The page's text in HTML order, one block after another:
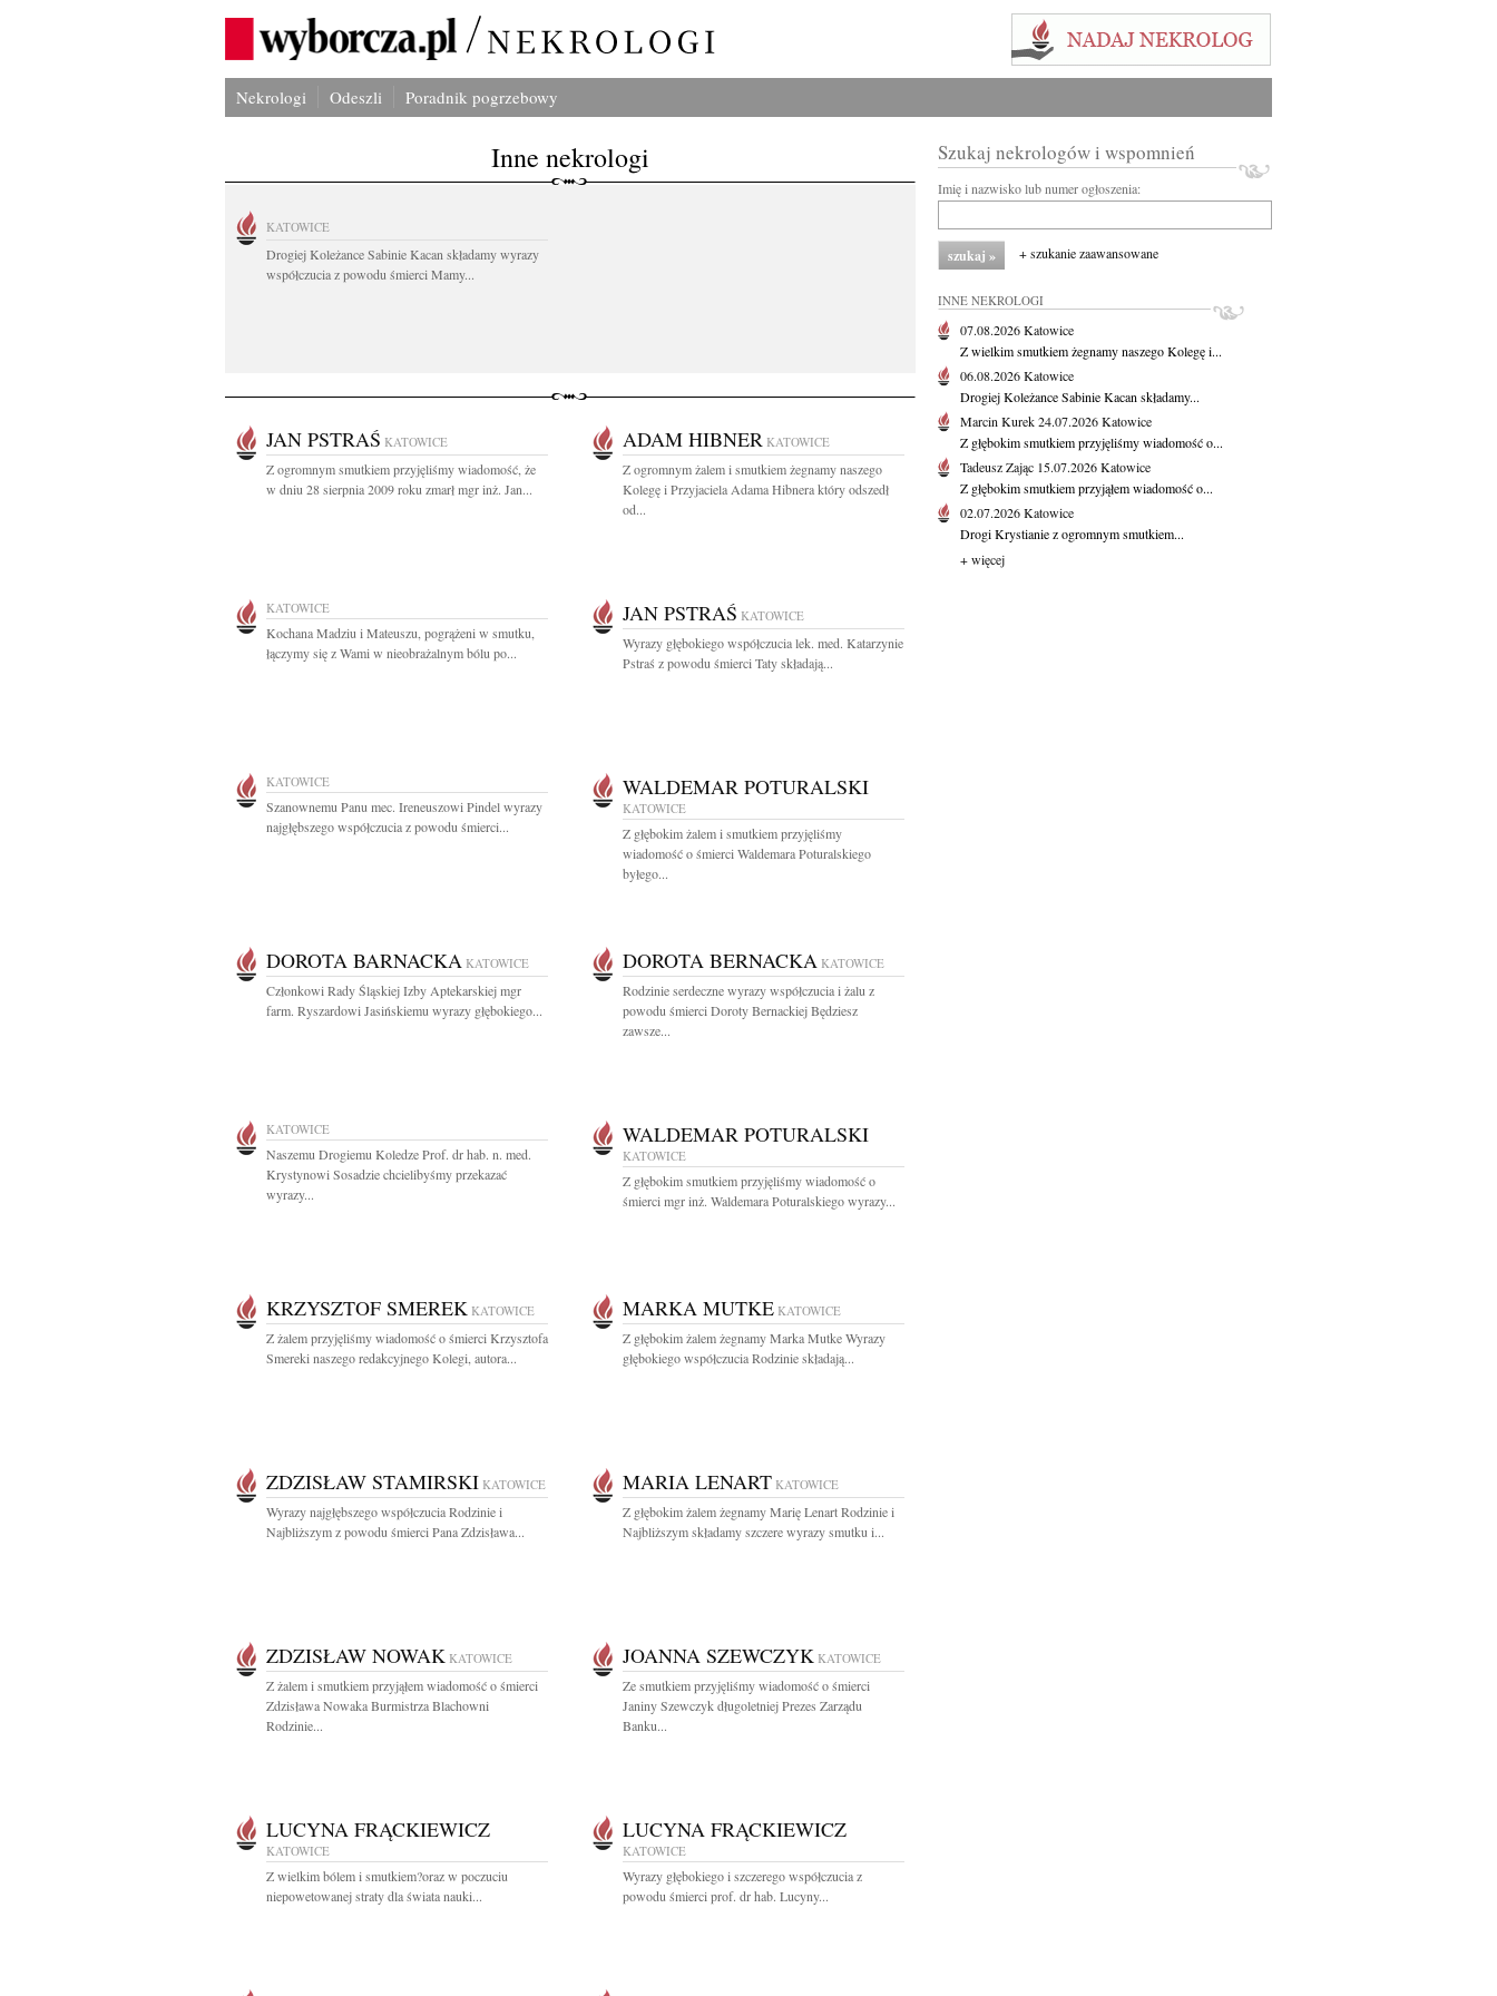
Nekrologi Odeszli Poradnik pogrzebowy
Inne nekrologi
KATOWICE
Drogiej Koleżance Sabinie Kacan składamy wyrazy
współczucia z powodu śmierci Mamy...
JAN PSTRAŚ KATOWICE
Z ogromnym smutkiem przyjęliśmy wiadomość, że
w dniu 28 sierpnia 2009 roku zmarł mgr inż. Jan...
ADAM HIBNER KATOWICE
Z ogromnym żalem i smutkiem żegnamy naszego
Kolegę i Przyjaciela Adama Hibnera który odszedł
od...
KATOWICE
Kochana Madziu i Mateuszu, pogrążeni w smutku,
łączymy się z Wami w nieobrażalnym bólu po...
JAN PSTRAŚ KATOWICE
Wyrazy głębokiego współczucia lek. med. Katarzynie
Pstraś z powodu śmierci Taty składają...
KATOWICE
Szanownemu Panu mec. Ireneuszowi Pindel wyrazy
najgłębszego współczucia z powodu śmierci...
WALDEMAR POTURALSKI
KATOWICE
Z głębokim żalem i smutkiem przyjęliśmy
wiadomość o śmierci Waldemara Poturalskiego
byłego...
DOROTA BARNACKA KATOWICE
Członkowi Rady Śląskiej Izby Aptekarskiej mgr
farm. Ryszardowi Jasińskiemu wyrazy głębokiego...
DOROTA BERNACKA KATOWICE
Rodzinie serdeczne wyrazy współczucia i żalu z
powodu śmierci Doroty Bernackiej Będziesz
zawsze...
KATOWICE
Naszemu Drogiemu Koledze Prof. dr hab. n. med.
Krystynowi Sosadzie chcielibyśmy przekazać
wyrazy...
WALDEMAR POTURALSKI
KATOWICE
Z głębokim smutkiem przyjęliśmy wiadomość o
śmierci mgr inż. Waldemara Poturalskiego wyrazy...
KRZYSZTOF SMEREK KATOWICE
Z żalem przyjęliśmy wiadomość o śmierci Krzysztofa
Smereki naszego redakcyjnego Kolegi, autora...
MARKA MUTKE KATOWICE
Z głębokim żalem żegnamy Marka Mutke Wyrazy
głębokiego współczucia Rodzinie składają...
ZDZISŁAW STAMIRSKI KATOWICE
Wyrazy najgłębszego współczucia Rodzinie i
Najbliższym z powodu śmierci Pana Zdzisława...
MARIA LENART KATOWICE
Z głębokim żalem żegnamy Marię Lenart Rodzinie i
Najbliższym składamy szczere wyrazy smutku i...
ZDZISŁAW NOWAK KATOWICE
Z żalem i smutkiem przyjąłem wiadomość o śmierci
Zdzisława Nowaka Burmistrza Blachowni
Rodzinie...
JOANNA SZEWCZYK KATOWICE
Ze smutkiem przyjęliśmy wiadomość o śmierci
Janiny Szewczyk długoletniej Prezes Zarządu
Banku...
LUCYNA FRĄCKIEWICZ
KATOWICE
Z wielkim bólem i smutkiem?oraz w poczuciu
niepowetowanej straty dla świata nauki...
LUCYNA FRĄCKIEWICZ
KATOWICE
Wyrazy głębokiego i szczerego współczucia z
powodu śmierci prof. dr hab. Lucyny...
Szukaj nekrologów i wspomnień
Imię i nazwisko lub numer ogłoszenia:
+ szukanie zaawansowane
INNE NEKROLOGI
07.08.2026Katowice
Z wielkim smutkiem żegnamy naszego Kolegę i...
06.08.2026Katowice
Drogiej Koleżance Sabinie Kacan składamy...
Marcin Kurek24.07.2026Katowice
Z głębokim smutkiem przyjęliśmy wiadomość o...
Tadeusz Zając 15.07.2026Katowice
Z głębokim smutkiem przyjąłem wiadomość o...
02.07.2026Katowice
Drogi Krystianie z ogromnym smutkiem...
+ więcej